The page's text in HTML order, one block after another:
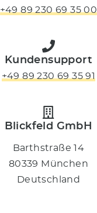
+49 89 230 69 35 00
Kundensupport
+49 89 230 69 35 91
Blickfeld GmbH
Barthstraße 14
80339 München
Deutschland